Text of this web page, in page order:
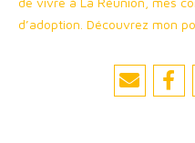
d’adoption. Découvrez mon